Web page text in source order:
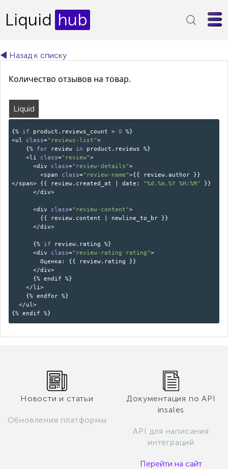
Liquid hub
◄ Назад к списку
Количество отзывов на товар.
Liquid
{% if product.reviews_count > 0 %}
<ul
class="reviews-list">
{%
forreview in product.reviews %}
<li
class="review">
<div
class="review-details">
<span
class="review-name">{{ review.author }}
</span> {{ review.created_at | date:
"%d.%m.%Y %H:%M"
}}
</div>
<div class="review-content">
{{ review.content | newline_to_br }}
</div>
{% if review.rating %}
<div
class="review-rating rating">
Оценка: {{ review.rating }}
</div>
{% endif %}
</li>
{% endfor %}
</ul>
{% endif %}
Новости и статьи
Обновления платформы
Документация по API
insales
API для написания
интеграций
Перейти на сайт